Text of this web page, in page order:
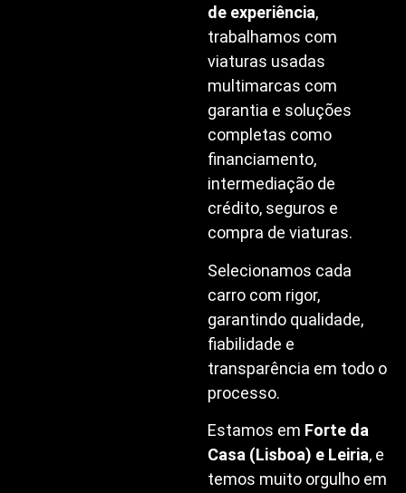
de experiência,
trabalhamos com
viaturas usadas
multimarcas com
garantia e soluções
completas como
financiamento,
intermediação de
crédito, seguros e
compra de viaturas.
Selecionamos cada
carro com rigor,
garantindo qualidade,
fiabilidade e
transparência em todo o
processo.
Estamos em Forte da
Casa (Lisboa) e Leiria, e
temos muito orgulho em